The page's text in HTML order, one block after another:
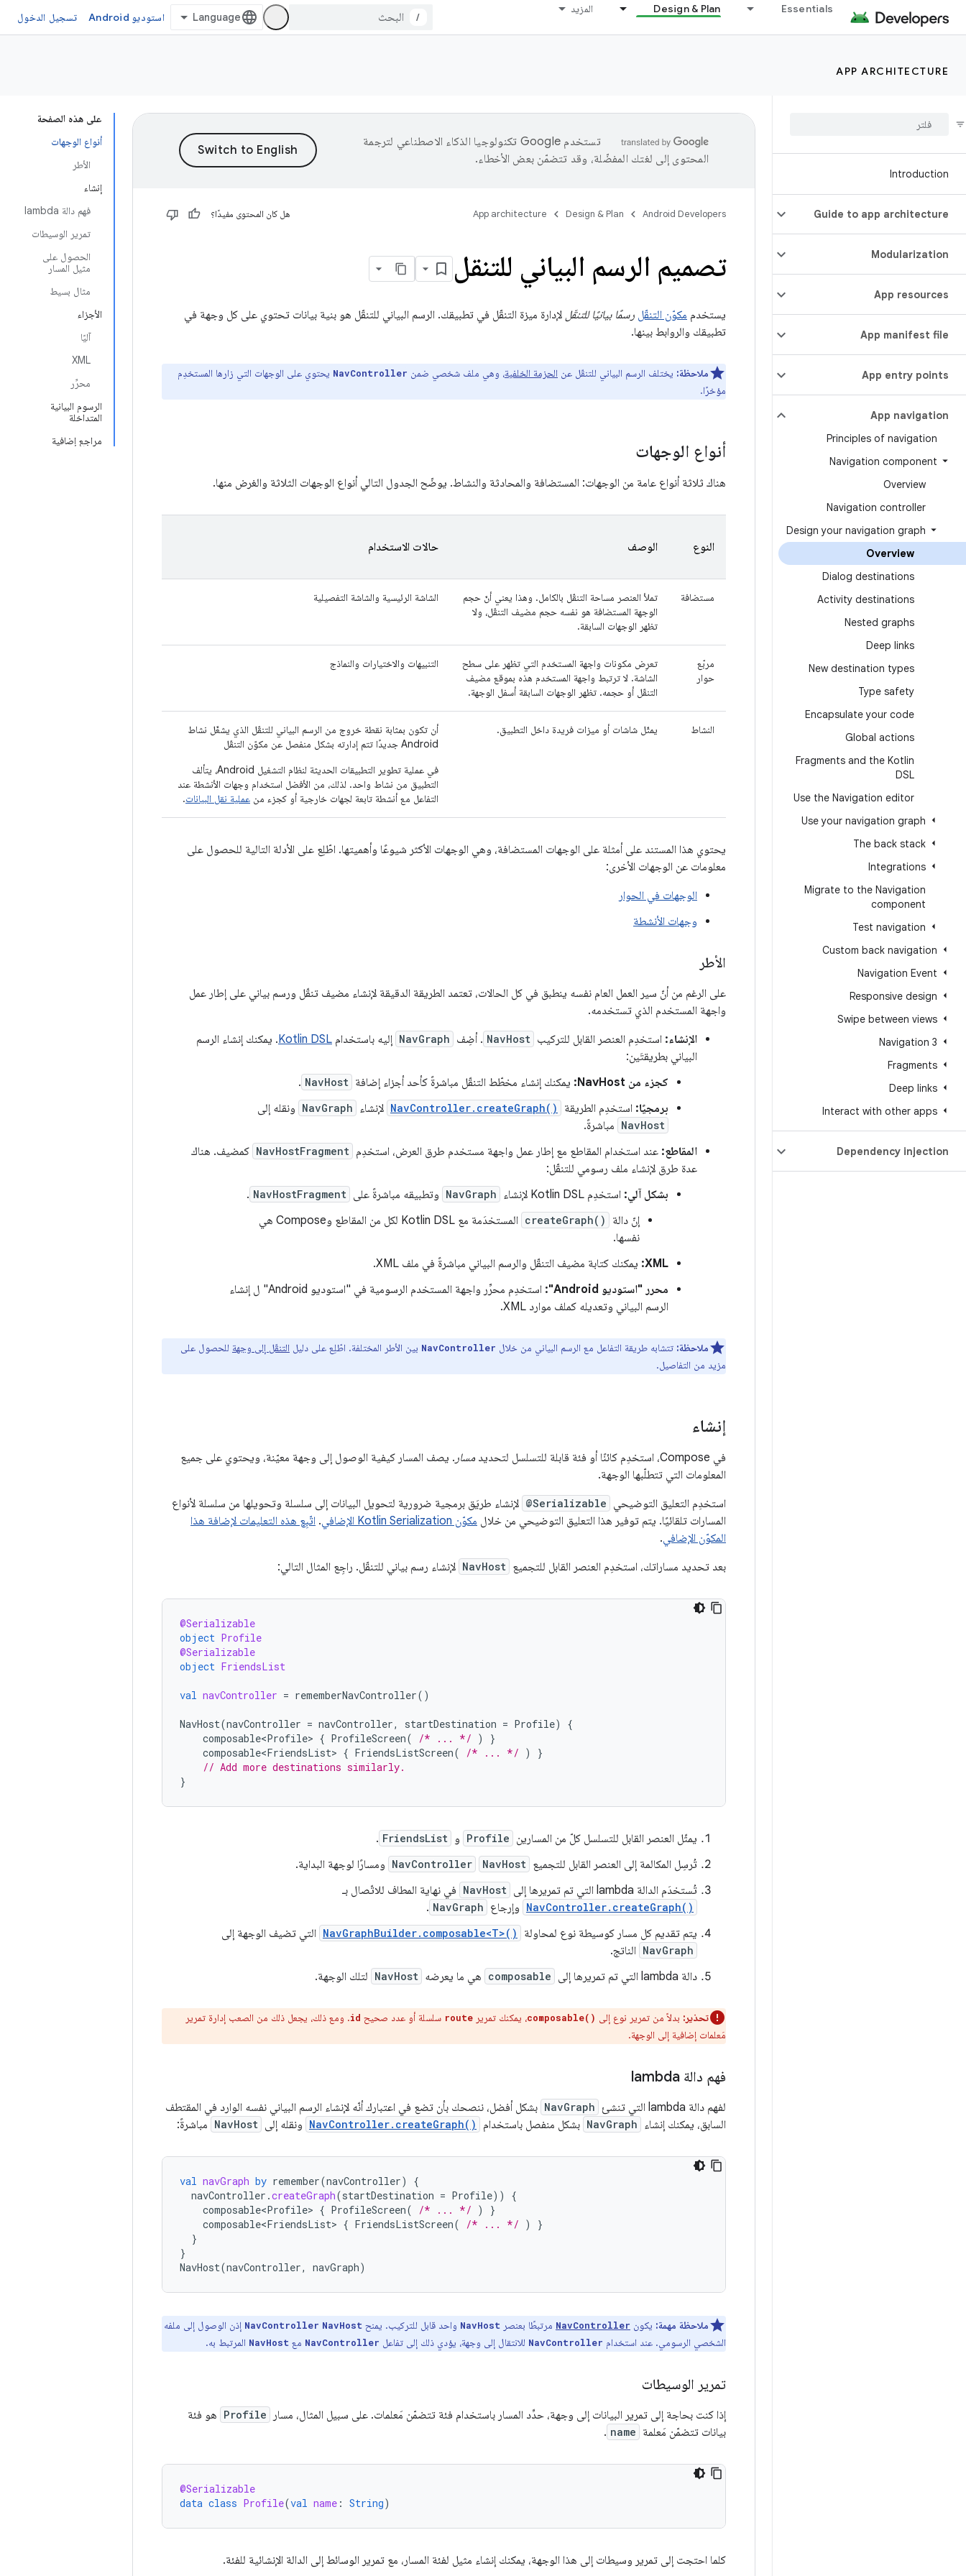
Essentials
Design & Plan المزيد
/ استوديو Android تسجيل الدخول
APP ARCHITECTURE
Introduction
Guide to app architecture
Modularization
App resources
App manifest file
App entry points
App navigation
Principles of navigation
Navigation component
Overview
Navigation controller
Design your navigation graph
Overview
Dialog destinations
Activity destinations
Nested graphs
Deep links
New destination types
Type safety
Encapsulate your code
Global actions
Fragments and the Kotlin
DSL
Use the Navigation editor
Use your navigation graph
The back stack
Integrations
Migrate to the Navigation
component
Test navigation
Custom back navigation
Navigation Event
Responsive design
Swipe between views
Navigation 3
Fragments
Deep links
Interact with other apps
Dependency injection
على هذه الصفحة
أنواع الوجهات
الأطر
إنشاء
فهم دالة lambda
تمرير الوسيطات
الحصول على
مثيل المسار
مثال بسيط
الأجزاء
آليًا
XML
محرِّر
الرسوم البيانية
المتداخلة
مراجع إضافية
تستخدم Google تكنولوجيا الذكاء الاصطناعي لترجمة
المحتوى إلى لغتك المفضّلة، وقد تتضمّن بعض الأخطاء.
Android Developers
Design & Plan
App architecture هل كان المحتوى مفيدًا؟
تصميم الرسم البياني للتنقل
يستخدم مكوّن التنقّل رسمًا بيانيًا للتنقّل لإدارة ميزة التنقّل في تطبيقك. الرسم البياني للتنقّل هو بنية بيانات تحتوي على كل وجهة في
تطبيقك والروابط بينها.
ملاحظة: يختلف الرسم البياني للتنقّل عن الحزمة الخلفية، وهي ملف شخصي ضمن NavController يحتوي على الوجهات التي زارها المستخدِم
مؤخرًا.
أنواع الوجهات
هناك ثلاثة أنواع عامة من الوجهات: المستضافة والمحادثة والنشاط. يوضّح الجدول التالي أنواع الوجهات الثلاثة والغرض منها.
النوع الوصف حالات الاستخدام
مستضافة
تملأ العنصر مساحة التنقّل بالكامل. وهذا يعني أنّ حجم
الوجهة المستضافة هو نفسه حجم مضيف التنقّل، ولا
تظهر الوجهات السابقة.
الشاشة الرئيسية والشاشة التفصيلية
مربّع
حوار
تعرِض مكونات واجهة المستخدم التي تظهر على سطح
الشاشة. لا ترتبط واجهة المستخدم هذه بموقع مضيف
التنقّل أو حجمه. تظهر الوجهات السابقة أسفل الوجهة.
التنبيهات والاختيارات والنماذج
النشاط يمثّل شاشات أو ميزات فريدة داخل التطبيق.
أن تكون بمثابة نقطة خروج من الرسم البياني للتنقّل الذي يشغّل نشاط
Android جديدًا تتم إدارته بشكل منفصل عن مكوّن التنقّل
في عملية تطوير التطبيقات الحديثة لنظام التشغيل Android، يتألف
التطبيق من نشاط واحد. لذلك، من الأفضل استخدام وجهات الأنشطة عند
التفاعل مع أنشطة تابعة لجهات خارجية أو كجزء من عملية نقل البيانات.
يحتوي هذا المستند على أمثلة على الوجهات المستضافة، وهي الوجهات الأكثر شيوعًا وأهميتها. اطّلِع على الأدلة التالية للحصول على
معلومات عن الوجهات الأخرى:
الوجهات في الحوار
وجهات الأنشطة
الأطر
على الرغم من أنّ سير العمل العام نفسه ينطبق في كل الحالات، تعتمد الطريقة الدقيقة لإنشاء مضيف تنقّل ورسم بياني على إطار عمل
واجهة المستخدم الذي تستخدمه.
الإنشاء: استخدِم العنصر القابل للتركيب NavHost . أضِف NavGraph إليه باستخدام Kotlin DSL. يمكنك إنشاء الرسم
البياني بطريقتَين:
كجزء من NavHost:
يمكنك إنشاء مخطّط التنقّل مباشرةً كأحد أجزاء إضافة NavHost
.
برمجيًا: استخدِم الطريقة NavController.createGraph() لإنشاء NavGraph ونقله إلى
NavHost مباشرةً.
المقاطع: عند استخدام المقاطع مع إطار عمل واجهة مستخدم طرق العرض، استخدِم NavHostFragment كمضيف. هناك
عدة طرق لإنشاء ملف رسومي للتنقّل:
بشكل آلي: استخدِم Kotlin DSL لإنشاء NavGraph وتطبيقه مباشرةً على NavHostFragment
.
إنّ دالة
createGraph()
المستخدَمة مع Kotlin DSL لكل من المقاطع وCompose هي
نفسها.
XML: يمكنك كتابة مضيف التنقّل والرسم البياني مباشرةً في ملف XML.
محرر "استوديو Android":
استخدِم محرِّر واجهة المستخدم الرسومية في "استوديو Android" ل إنشاء
الرسم البياني وتعديله كملف موارد XML.
ملاحظة: تتشابه طريقة التفاعل مع الرسم البياني من خلال NavController بين الأطر المختلفة. اطّلِع على دليل التنقّل إلى وجهة للحصول على
مزيد من التفاصيل.
إنشاء
في Compose، استخدِم كائنًا أو فئة قابلة للتسلسل لتحديد مسار . يصف المسار كيفية الوصول إلى وجهة معيّنة، ويحتوي على جميع
المعلومات التي تتطلّبها الوجهة.
استخدِم التعليق التوضيحي @Serializable لإنشاء طريَق برمجية ضرورية لتحويل البيانات إلى سلسلة وتحويلها من سلسلة لأنواع
المسارات تلقائيًا. يتم توفير هذا التعليق التوضيحي من خلال مكوّن Kotlin Serialization الإضافي . اتّبِع هذه التعليمات لإضافة هذا
المكوّن الإضافي.
بعد تحديد مساراتك، استخدِم العنصر القابل للتجميع NavHost لإنشاء رسم بياني للتنقّل. راجِع المثال التالي:
@Serializable
object Profile
@Serializable
object FriendsList
val navController = rememberNavController()
NavHost(navController = navController, startDestination = Profile)
{
composable<Profile> { ProfileScreen( /* ... */ )
}
composable<FriendsList> { FriendsListScreen( /* ... */ )
}
// Add more destinations similarly.
}
يمثّل العنصر القابل للتسلسل كلّ من المسارين Profile و FriendsList
.
تُرسِل المكالمة إلى العنصر القابل للتجميع NavHost
NavController ومسارًا لوجهة البداية.
تُستخدَم الدالة lambda التي تم تمريرها إلى
NavHost في نهاية المطاف للاتّصال بـ
NavController.createGraph() وإرجاع NavGraph
.
يتم تقديم كل مسار كوسيطة نوع لمحاولة
NavGraphBuilder.composable<T>() التي تضيف الوجهة إلى
NavGraph الناتج.
دالة lambda التي تم تمريرها إلى
composable هي ما يعرضه NavHost لتلك الوجهة.
تحذير: بدلاً من تمرير نوع إلى composable()، يمكنك تمرير route سلسلة أو عدد صحيح id. ومع ذلك، يجعل ذلك من الصعب إدارة تمرير
مَعلمات إضافية إلى الوجهة.
فهم دالة lambda
لفهم دالة lambda التي تنشئ NavGraph بشكل أفضل، ننصحك بأن تضع في اعتبارك أنّه لإنشاء الرسم البياني نفسه الوارد في المقتطف
السابق، يمكنك إنشاء NavGraph بشكل منفصل باستخدام NavController.createGraph() ونقله إلى NavHost مباشرةً:
val navGraph by remember(navController)
{
navController .createGraph(startDestination = Profile))
{
composable<Profile> { ProfileScreen( /* ... */ )
}
composable<FriendsList> { FriendsListScreen( /* ... */ )
}
}
}
NavHost(navController, navGraph)
ملاحظة مهمة: يكون NavController مرتبطًا بعنصر NavHost واحد قابل للتركيب. يمنح NavHost
NavController إذن الوصول إلى ملفه
الشخصي الرسومي. عند استخدام NavController للانتقال إلى وجهة، يؤدي ذلك إلى تفاعل NavController مع NavHost المرتبط به.
تمرير الوسيطات
إذا كنت بحاجة إلى تمرير البيانات إلى وجهة، حدِّد المسار باستخدام فئة تتضمّن مَعلمات. على سبيل المثال، مسار Profile هو فئة
بيانات تتضمّن مَعلمة name
.
@Serializable
data class Profile(val name : String)
كلما احتجت إلى تمرير وسيطات إلى هذا الوجهة، يمكنك إنشاء مثيل لفئة المسار، مع تمرير الوسائط إلى الدالة الإنشائية للفئة.